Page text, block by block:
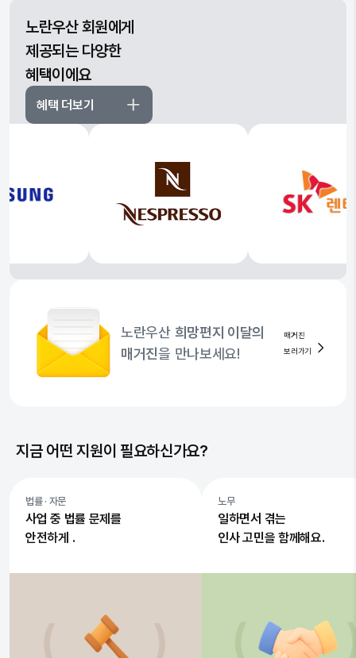
노란우산 회원에게
제공되는 다양한
혜택이에요
혜택 더보기
노란우산 희망편지 이달의
매거진을 만나보세요!
매거진
보러가기
지금 어떤 지원이 필요하신가요?
법률 · 자문
사업 중 법률 문제를
안전하게 .
노무
일하면서 겪는
인사 고민을 함께해요.